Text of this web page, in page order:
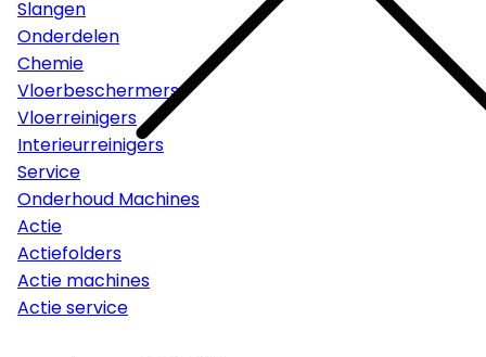
Slangen
Onderdelen
Chemie
Vloerbeschermers
Vloerreinigers
Interieurreinigers
Service
Onderhoud Machines
Actie
Actiefolders
Actie machines
Actie service